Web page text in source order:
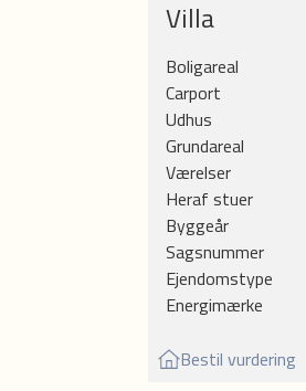
Villa
Boligareal
Carport
Udhus
Grundareal
Værelser
Heraf stuer
Byggeår
Sagsnummer
Ejendomstype
Energimærke
Bestil vurdering